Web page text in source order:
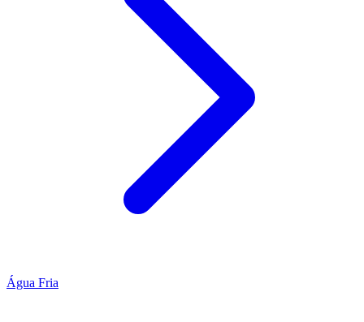
Água Fria